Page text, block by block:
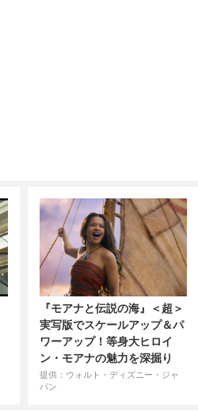
『モアナと伝説の海』＜超＞
実写版でスケールアップ＆パ
ワーアップ！等身大ヒロイ
ン・モアナの魅力を深掘り
提供：ウォルト・ディズニー・ジャ
パン